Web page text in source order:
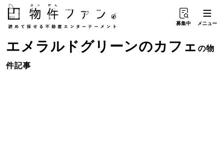
募集中 メニュー
エメラルドグリーンのカフェの物
件記事